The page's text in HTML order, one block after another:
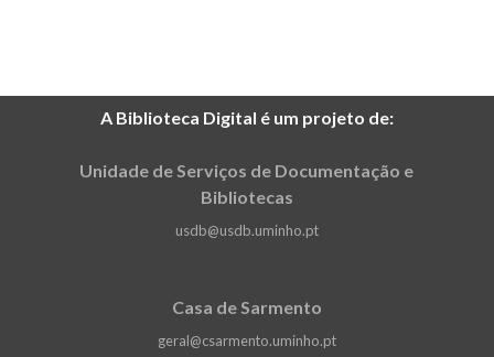
A Biblioteca Digital é um projeto de:
Unidade de Serviços de Documentação e
Bibliotecas
usdb@usdb.uminho.pt
Casa de Sarmento
geral@csarmento.uminho.pt